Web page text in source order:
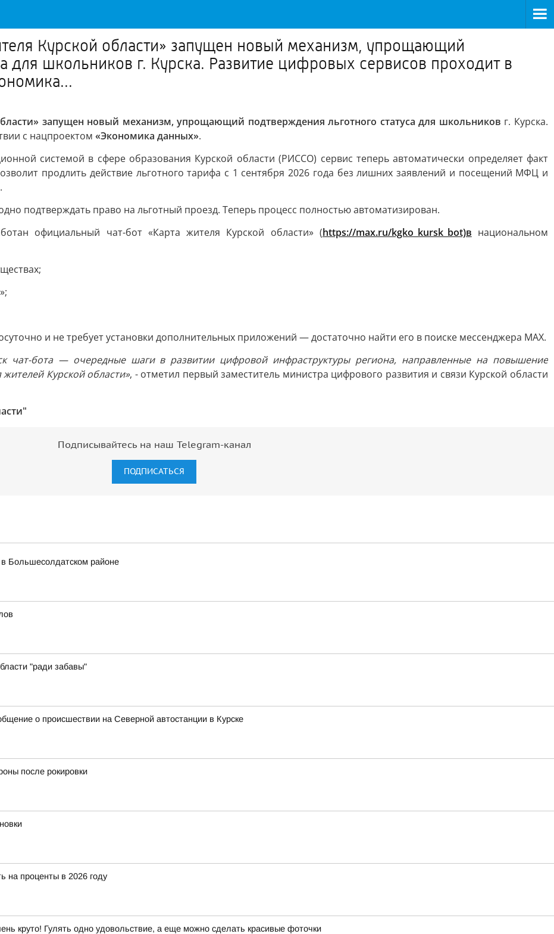
Курской области» запущен новый механизм, упрощающий
для школьников г. Курска. Развитие цифровых сервисов проходит в
запущен новый механизм, упрощающий подтверждения льготного статуса для школьников г. Курска.
с нацпроектом «Экономика данных».
системой в сфере образования Курской области (РИССО) сервис теперь автоматически определяет факт
продлить действие льготного тарифа с 1 сентября 2026 года без лишних заявлений и посещений МФЦ и
подтверждать право на льготный проезд. Теперь процесс полностью автоматизирован.
официальный чат-бот «Карта жителя Курской области» (https://max.ru/kgko_kursk_bot)в национальном
и не требует установки дополнительных приложений — достаточно найти его в поиске мессенджера MAX.
чат-бота — очередные шаги в развитии цифровой инфраструктуры региона, направленные на повышение
Курской области», - отметил первый заместитель министра цифрового развития и связи Курской области
Подписывайтесь на наш Telegram-канал
ПОДПИСАТЬСЯ
Большесолдатском районе
"ради забавы"
о происшествии на Северной автостанции в Курске
после рокировки
на проценты в 2026 году
круто! Гулять одно удовольствие, а еще можно сделать красивые фоточки